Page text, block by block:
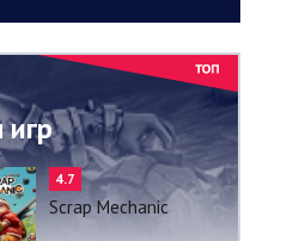
игр
4.7
Scrap Mechanic